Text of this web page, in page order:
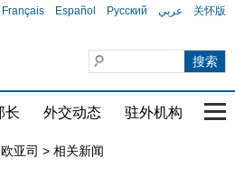
Français Español Русский عربي 关怀版
长 外交动态 驻外机构 国
欧亚司 > 相关新闻